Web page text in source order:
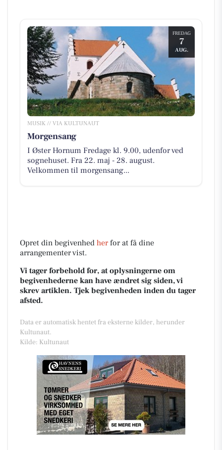
FREDAG
7
AUG.
MUSIK // VIA KULTUNAUT
Morgensang
I Øster Hornum Fredage kl. 9.00, udenfor ved
sognehuset. Fra 22. maj - 28. august.
Velkommen til morgensang...
Opret din begivenhed herfor at få dine
arrangementer vist.
Vi tager forbehold for, at oplysningerne om
begivenhederne kan have ændret sig siden, vi
skrev artiklen. Tjek begivenheden inden du tager
afsted.
Data er automatisk hentet fra eksterne kilder, herunder
Kultunaut.
Kilde: Kultunaut